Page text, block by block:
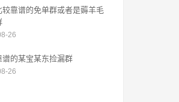
较靠谱的免单群或者是薅羊毛
26
谱的某宝某东捡漏群
26